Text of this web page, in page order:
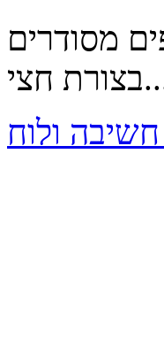
מסודרים
חצי...
ולוח